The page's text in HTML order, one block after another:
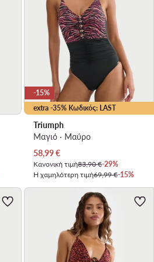
extra -35% Κωδικός: LAST
-15%
Triumph
Μαγιό · Μαύρο
Τρέχουσα τιμή
58,99€
Κανονική τιμή83,90 €-29%
Η χαμηλότερη τιμή69,99 €-15%